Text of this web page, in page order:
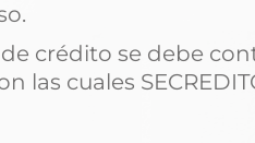
de crédito se debe
las cuales